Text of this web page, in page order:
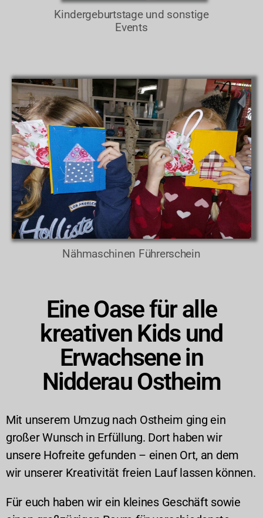
Kindergeburtstage und sonstige
Events
Nähmaschinen Führerschein
Eine Oase für alle
kreativen Kids und
Erwachsene in
Nidderau Ostheim
Mit unserem Umzug nach Ostheim ging ein
großer Wunsch in Erfüllung. Dort haben wir
unsere Hofreite gefunden – einen Ort, an dem
wir unserer Kreativität freien Lauf lassen können.
Für euch haben wir ein kleines Geschäft sowie